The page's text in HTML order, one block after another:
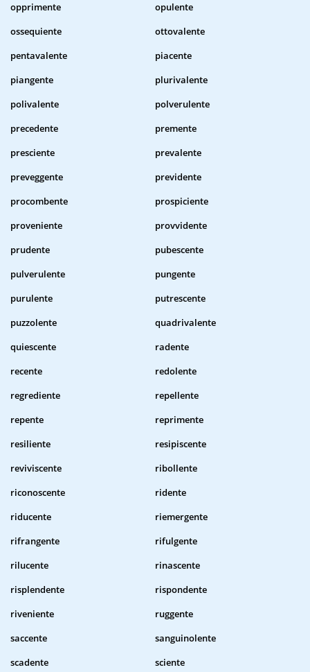
opprimente
opulente
ossequiente
ottovalente
pentavalente
piacente
piangente
plurivalente
polivalente
polverulente
precedente
premente
presciente
prevalente
preveggente
previdente
procombente
prospiciente
proveniente
provvidente
prudente
pubescente
pulverulente
pungente
purulente
putrescente
puzzolente
quadrivalente
quiescente
radente
recente
redolente
regrediente
repellente
repente
reprimente
resiliente
resipiscente
reviviscente
ribollente
riconoscente
ridente
riducente
riemergente
rifrangente
rifulgente
rilucente
rinascente
risplendente
rispondente
riveniente
ruggente
saccente
sanguinolente
scadente
sciente